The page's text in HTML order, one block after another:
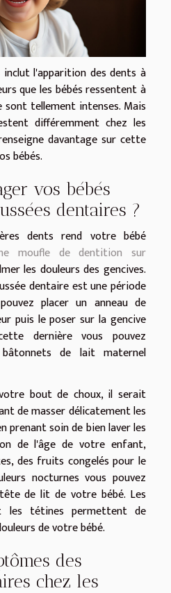
inclut l'apparition des dents à
que les bébés ressentent à
sont tellement intenses. Mais
différemment chez les
davantage sur cette
bébés.
vos bébés
dentaires ?
dents rend votre bébé
moufle de dentition sur
les douleurs des gencives.
dentaire est une période
placer un anneau de
puis le poser sur la gencive
dernière vous pouvez
de lait maternel
bout de choux, il serait
de masser délicatement les
prenant soin de bien laver les
de l'âge de votre enfant,
des fruits congelés pour le
nocturnes vous pouvez
de lit de votre bébé. Les
les tétines permettent de
de votre bébé.
des
chez les